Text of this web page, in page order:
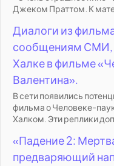
Джеком Праттом. К
Диалоги из
сообщениям СМИ,
Халке в фильме
Валентина».
В сети появились
фильма о Человеке-
Халком. Эти реплики
«Падение 2:
предваряющий